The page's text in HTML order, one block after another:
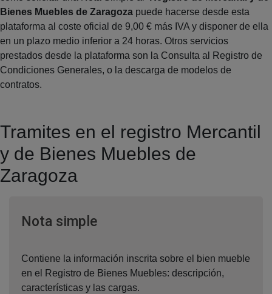
Bienes Muebles de Zaragoza puede hacerse desde esta
plataforma al coste oficial de 9,00 € más IVA y disponer de ella
en un plazo medio inferior a 24 horas. Otros servicios
prestados desde la plataforma son la Consulta al Registro de
Condiciones Generales, o la descarga de modelos de
contratos.
Tramites en el registro Mercantil
y de Bienes Muebles de
Zaragoza
Nota simpleVentana nueva
Contiene la información inscrita sobre el bien mueble
en el Registro de Bienes Muebles: descripción,
características y las cargas.